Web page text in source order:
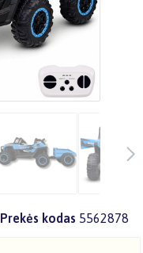
Prekės kodas 5562878